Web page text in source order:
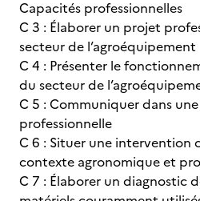
Capacités professionnelles
C 3 : Élaborer un projet
secteur de l’agroéquipement
C 4 : Présenter le
du secteur de
C 5 : Communiquer dans
professionnelle
C 6 : Situer une intervention
contexte agronomique et
C 7 : Élaborer un diagnostic